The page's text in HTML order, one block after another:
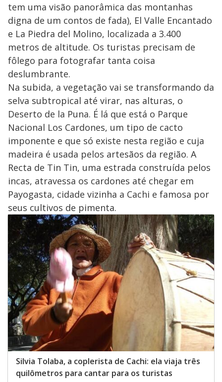
tem uma visão panorâmica das montanhas
digna de um contos de fada), El Valle Encantado
e La Piedra del Molino, localizada a 3.400
metros de altitude. Os turistas precisam de
fôlego para fotografar tanta coisa
deslumbrante.
Na subida, a vegetação vai se transformando da
selva subtropical até virar, nas alturas, o
Deserto de la Puna. É lá que está o Parque
Nacional Los Cardones, um tipo de cacto
imponente e que só existe nesta região e cuja
madeira é usada pelos artesãos da região. A
Recta de Tin Tin, uma estrada construída pelos
incas, atravessa os cardones até chegar em
Payogasta, cidade vizinha a Cachi e famosa por
seus cultivos de pimenta.
Silvia Tolaba, a coplerista de Cachi: ela viaja três
quilômetros para cantar para os turistas